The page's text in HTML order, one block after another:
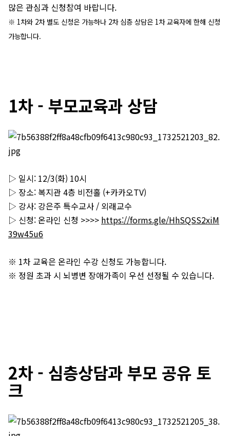
많은 관심과 신청참여 바랍니다.
※ 1차와 2차 별도 신청은 가능하나 2차 심층 상담은 1차 교육자에 한해 신청
가능합니다.
1차 - 부모교육과 상담
▷ 일시: 12/3(화) 10시
▷ 장소: 복지관 4층 비전홀 (+카카오TV)
▷ 강사: 강은주 특수교사 / 외래교수
▷ 신청: 온라인 신청 >>>> https://forms.gle/HhSQSS2xiM
39w45u6
※ 1차 교육은 온라인 수강 신청도 가능합니다.
※ 정원 초과 시 뇌병변 장애가족이 우선 선정될 수 있습니다.
2차 - 심층상담과 부모 공유 토
크